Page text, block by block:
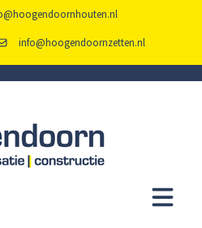
info@hoogendoornzetten.nl